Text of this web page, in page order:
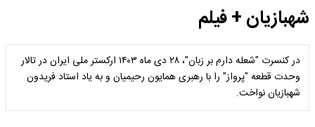
شهبازیان + فیلم
در کنسرت "شعله دارم بر زبان"، ۲۸ دی ماه ۱۴۰۳ ارکستر ملی ایران در تالار
وحدت قطعه "پرواز" را با رهبری همایون رحیمیان و به یاد استاد فریدون
شهبازیان نواخت.